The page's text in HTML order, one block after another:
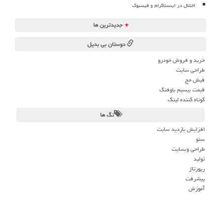
اختلال در اینستاگرام و فیسبوک
+ جدیدترین ها
دوستان بی بدیل
خرید و فروش خودرو
طراحی سایت
فیش حج
قیمت بیسیم باوفنگ
کوتاه کننده لینک
تگ ها
افزایش بازدید سایت
سئو
طراحی وبسایت
تولید
رپورتاژ
پیشرفت
آموزش